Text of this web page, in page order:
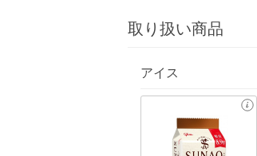
取り扱い商品
アイス